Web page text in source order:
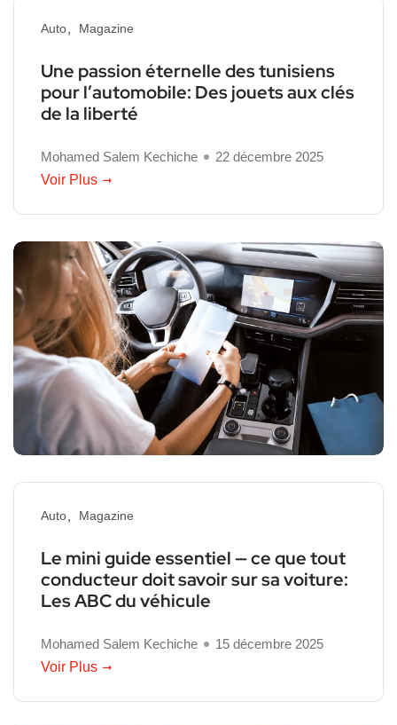
Auto Magazine
Une passion éternelle des tunisiens
pour l’automobile: Des jouets aux clés
de la liberté
Mohamed Salem Kechiche
22 décembre 2025
Voir Plus
Auto Magazine
Le mini guide essentiel — ce que tout
conducteur doit savoir sur sa voiture:
Les ABC du véhicule
Mohamed Salem Kechiche
15 décembre 2025
Voir Plus